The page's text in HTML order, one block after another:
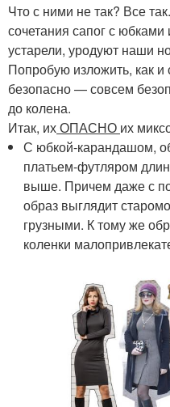
Что с ними не так? Все
сочетания сапог с
устарели, уродуют наши
Попробую изложить, как
безопасно — совсем
до колена.
Итак, ихОПАСНО их
С юбкой-карандашом,
платьем-футляром
выше. Причем даже с
образ выглядит
грузными. К тому же
коленки